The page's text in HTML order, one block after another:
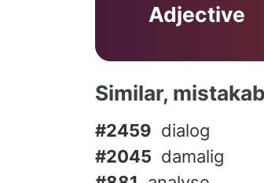
Adjective
Similar,
#2459 dialog
#2045 damalig